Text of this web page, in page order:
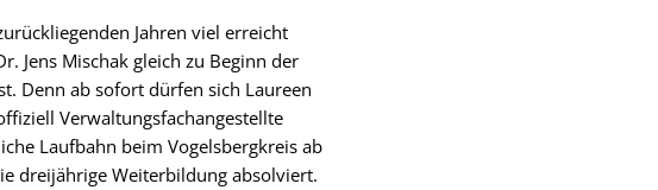
Jahren viel erreicht
Jens Mischak gleich zu Beginn der
Denn ab sofort dürfen sich Laureen
Verwaltungsfachangestellte
Laufbahn beim Vogelsbergkreis ab
dreijährige Weiterbildung absolviert.